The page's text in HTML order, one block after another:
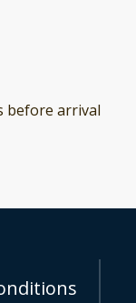
before arrival